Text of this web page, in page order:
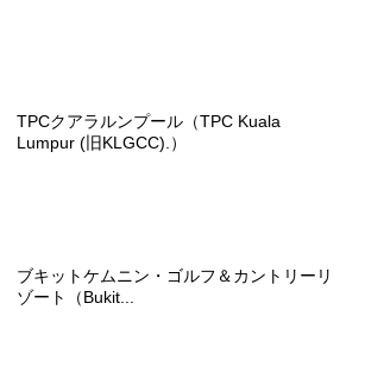
TPCクアラルンプール（TPC Kuala
Lumpur (旧KLGCC).）
ブキットケムニン・ゴルフ＆カントリーリ
ゾート（Bukit...